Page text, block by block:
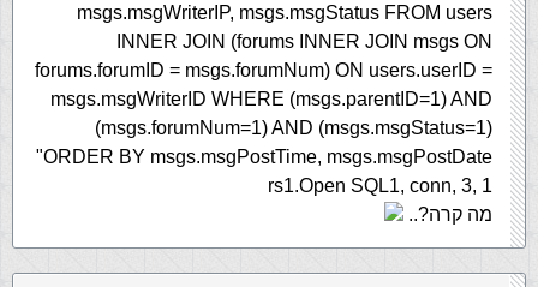
msgs.msgWriterIP, msgs.msgStatus FROM users
INNER JOIN (forums INNER JOIN msgs ON
forums.forumID = msgs.forumNum) ON users.userID =
msgs.msgWriterID WHERE (msgs.parentID=1) AND
(msgs.forumNum=1) AND (msgs.msgStatus=1)
ORDER BY msgs.msgPostTime, msgs.msgPostDate"
rs1.Open SQL1, conn, 3, 1
מה קרה?..